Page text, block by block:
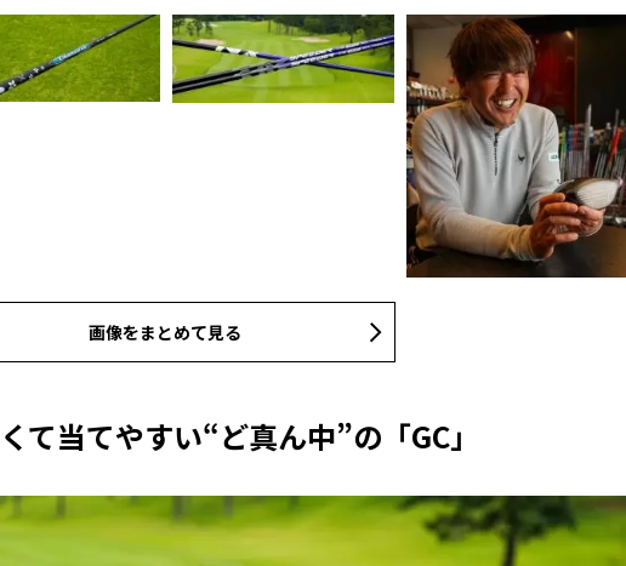
画像をまとめて見る
て当てやすい“ど真ん中”の「GC」